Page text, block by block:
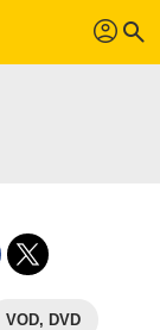
profil search
VOD, DVD